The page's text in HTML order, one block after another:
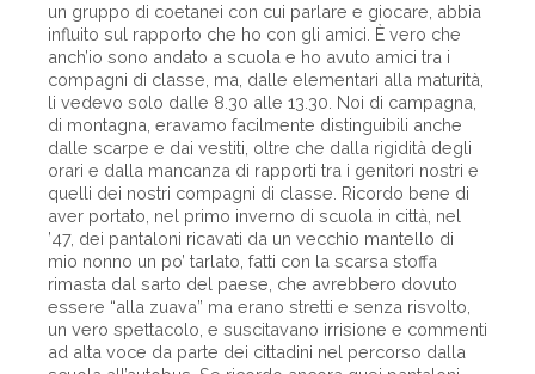
un gruppo di coetanei con cui parlare e giocare, abbia
influito sul rapporto che ho con gli amici. È vero che
anch’io sono andato a scuola e ho avuto amici tra i
compagni di classe, ma, dalle elementari alla maturità,
li vedevo solo dalle 8.30 alle 13.30. Noi di campagna,
di montagna, eravamo facilmente distinguibili anche
dalle scarpe e dai vestiti, oltre che dalla rigidità degli
orari e dalla mancanza di rapporti tra i genitori nostri e
quelli dei nostri compagni di classe. Ricordo bene di
aver portato, nel primo inverno di scuola in città, nel
’47, dei pantaloni ricavati da un vecchio mantello di
mio nonno un po’ tarlato, fatti con la scarsa stoffa
rimasta dal sarto del paese, che avrebbero dovuto
essere “alla zuava” ma erano stretti e senza risvolto,
un vero spettacolo, e suscitavano irrisione e commenti
ad alta voce da parte dei cittadini nel percorso dalla